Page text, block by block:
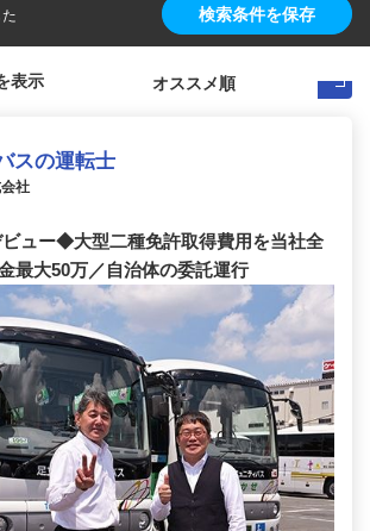
検索条件を保存
表示
スの運転士
社
ュー◆大型二種免許取得費用を当社全
最大50万／自治体の委託運行